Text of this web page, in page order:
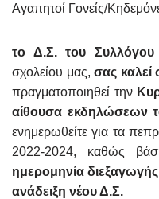
Αγαπητοί Γονείς/
το Δ.Σ. του
σχολείου μας, σας καλεί
πραγματοποιηθεί την
αίθουσα εκδηλώσεων
ενημερωθείτε για τα
2022-2024, καθώς
ημερομηνία
ανάδειξη νέου Δ.Σ.